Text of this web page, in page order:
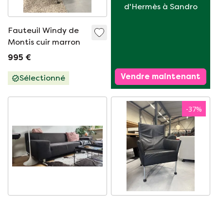
Fauteuil Windy de
Montis cuir marron
995 €
Sélectionné
d'Hermès à Sandro
Vendre maintenant
-37%